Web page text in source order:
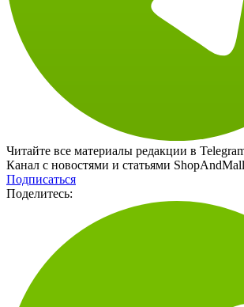
Читайте все материалы редакции в
Канал с новостями и статьями
Подписаться
Поделитесь: